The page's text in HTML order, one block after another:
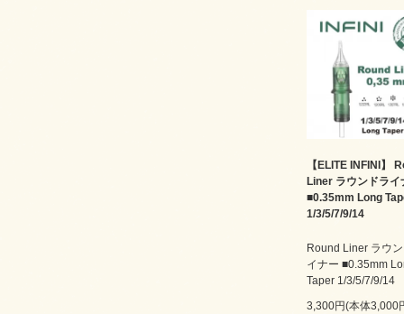
【ELITE INFINI】
Liner ラウンドライ
■0.35mm Long
1/3/5/7/9/14
Round Liner ラウ
イナー ■0.35mm
Taper 1/3/5/7/9/14
3,300円(本体3,000